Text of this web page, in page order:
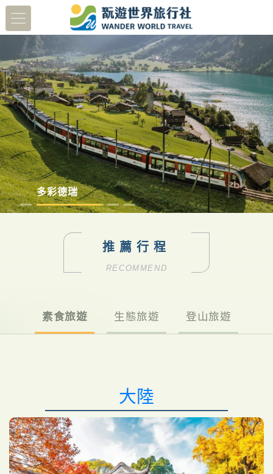
蔬醒南島 多彩德瑞 日本北陸賞櫻8日 澳洲塔斯馬尼亞
推薦行程
RECOMMEND
素食旅遊 生態旅遊 登山旅遊
大陸